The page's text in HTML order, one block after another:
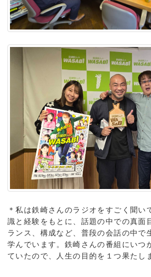
＊私は鉄崎さんのラジオをすごく聞い
識と経験をもとに、話題の中での真面
ランス、構成など、普段の会話の中で
学んでいます。鉄崎さんの番組にいつ
ていたので、人生の目的を１つ果たし